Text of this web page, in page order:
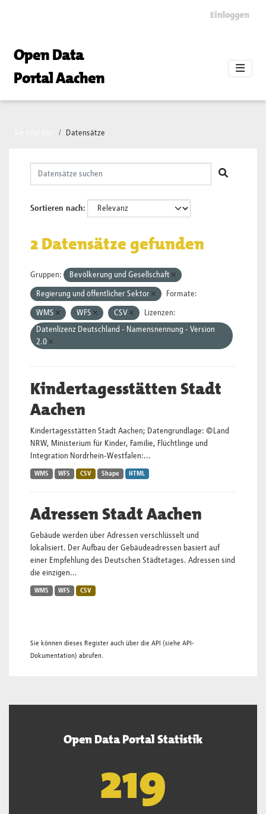
Einloggen
Open Data
Portal Aachen
Datensätze
Sortieren nach
2 Datensätze gefunden
Gruppen: Bevölkerung und Gesellschaft
Regierung und öffentlicher Sektor Formate:
WMS WFS CSV
Lizenzen:
Datenlizenz Deutschland - Namensnennung - Version
2.0
Kindertagesstätten Stadt
Aachen
Kindertagesstätten Stadt Aachen; Datengrundlage: ©Land
NRW, Ministerium für Kinder, Familie, Flüchtlinge und
Integration Nordrhein-Westfalen:...
WMS WFS CSV Shape HTML
Adressen Stadt Aachen
Gebäude werden über Adressen verschlüsselt und
lokalisiert. Der Aufbau der Gebäudeadressen basiert auf
einer Empfehlung des Deutschen Städtetages. Adressen sind
die einzigen...
WMS WFS CSV
Sie können dieses Register auch über die API (siehe API-
Dokumentation) abrufen.
Open Data Portal Statistik
220